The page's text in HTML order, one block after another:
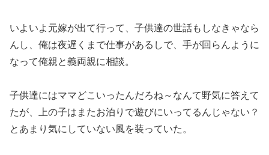
いよいよ元嫁が出て行って、子供達の世話もしなきゃなら
んし、俺は夜遅くまで仕事があるしで、手が回らんように
なって俺親と義両親に相談。
子供達にはママどこいったんだろね～なんて野気に答えて
たが、上の子はまたお泊りで遊びにいってるんじゃない？
とあまり気にしていない風を装っていた。